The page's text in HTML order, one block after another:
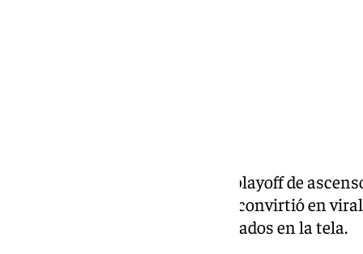
La semana previa a la final del playoff de
una idea que en pocas horas se convirtió en
de sus 26.550 abonados estampados en la tela.